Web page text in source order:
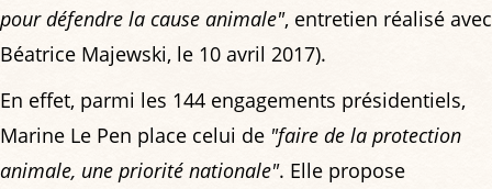
pour défendre la cause animale", entretien réalisé avec
Béatrice Majewski, le 10 avril 2017).
En effet, parmi les 144 engagements présidentiels,
Marine Le Pen place celui de "faire de la protection
animale, une priorité nationale". Elle propose